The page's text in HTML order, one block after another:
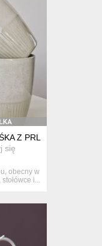
Z PRL,
się
obecny w
i...